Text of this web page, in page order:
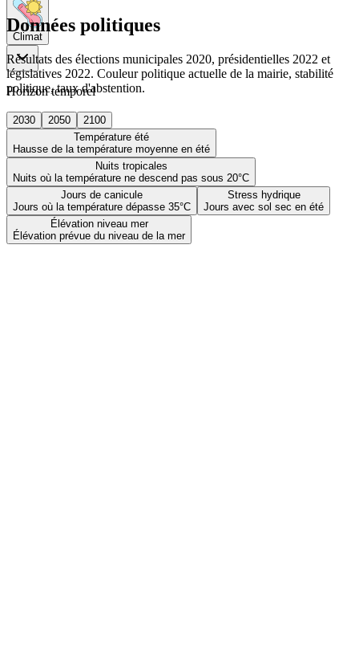
Climat
Horizon temporel
2030 2050
2100
Température été
Hausse de la température moyenne en été
Nuits tropicales
Nuits où la température ne descend pas sous 20°C
Jours de canicule
Jours où la température dépasse 35°C
Stress hydrique
Jours avec sol sec en été
Élévation niveau mer
Élévation prévue du niveau de la mer
Données politiques
Résultats des élections municipales 2020, présidentielles 2022 et
législatives 2022. Couleur politique actuelle de la mairie, stabilité
politique, taux d'abstention.